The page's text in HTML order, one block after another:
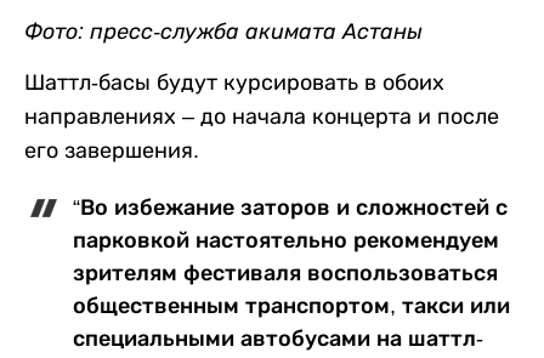
Фото: пресс-служба акимата Астаны
Шаттл-басы будут курсировать в обоих
направлениях – до начала концерта и после
его завершения.
“Во избежание заторов и сложностей с
парковкой настоятельно рекомендуем
зрителям фестиваля воспользоваться
общественным транспортом, такси или
специальными автобусами на шаттл-